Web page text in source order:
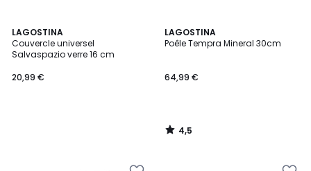
LAGOSTINA
Couvercle universel
Salvaspazio verre 16 cm
20,99 €
LAGOSTINA
Poêle Tempra Mineral 30cm
64,99 €
4,5
/ 5
4,5
/